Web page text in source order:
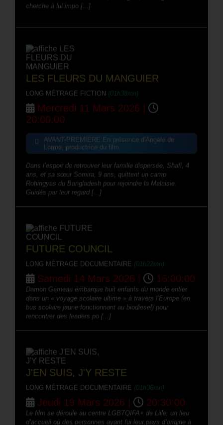
cherche à lui impo [...]
LES FLEURS DU MANGUIER
LONG MÉTRAGE FICTION (01h38mn)
Mercredi 11 Mars 2026 |
20:00:00
AVANT-PREMIERE En présence d'Angèle de
Lorme, productrice du film
Dans l’espoir de retrouver leur famille dispersée, Shafi, 4
ans, et sa sœur Somira, 9 ans, quittent un camp
Rohingyas du Bangladesh pour rejoindre la Malaisie.
Guidés par leur regard [...]
FUTURE COUNCIL
LONG MÉTRAGE DOCUMENTAIRE (01h22mn)
Samedi 14 Mars 2026 | 16:00:00
Damon Gameau embarque huit enfants du monde entier
dans un « voyage scolaire ultime » à travers l’Europe (en
bus scolaire jaune fonctionnant au biodiesel) pour
rencontrer des leaders po [...]
J'EN SUIS, J'Y RESTE
LONG MÉTRAGE DOCUMENTAIRE (01h36mn)
Jeudi 19 Mars 2026 | 20:30:00
Le film se déroule au centre LGBTQIFA+ de Lille, un lieu
d’accueil où des personnes ayant fui leur pays d’origine à